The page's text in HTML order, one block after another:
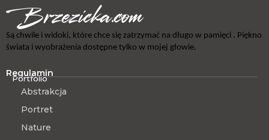
Są chwile i widoki, które chce się zatrzymać na długo w pamięci . Piękno
świata i wyobrażenia dostępne tylko w mojej głowie.
Regulamin
Portfolio
Abstrakcja
Portret
Nature